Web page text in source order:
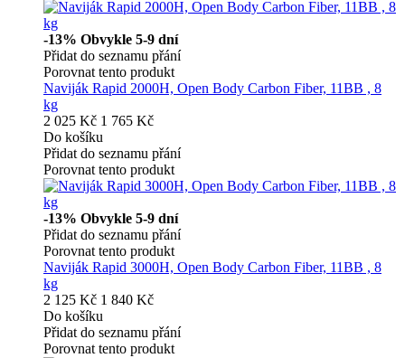
-13% Obvykle 5-9 dní
Přidat do seznamu přání
Porovnat tento produkt
Naviják Rapid 2000H, Open Body Carbon Fiber, 11BB , 8
kg
2 025 Kč 1 765 Kč
Do košíku
Přidat do seznamu přání
Porovnat tento produkt
-13% Obvykle 5-9 dní
Přidat do seznamu přání
Porovnat tento produkt
Naviják Rapid 3000H, Open Body Carbon Fiber, 11BB , 8
kg
2 125 Kč 1 840 Kč
Do košíku
Přidat do seznamu přání
Porovnat tento produkt